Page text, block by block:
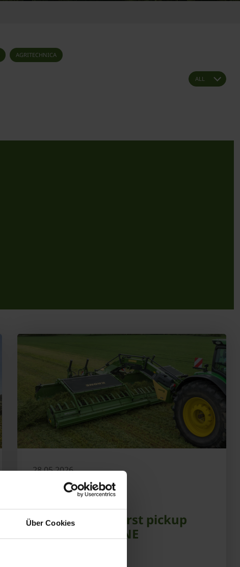
Über Cookies
AGRITECHNICA
28.05.2026
PRODUCTS
Swativo – The first pickup
rake from KRONE